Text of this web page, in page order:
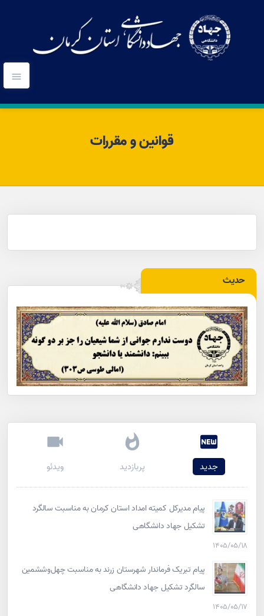
قوانین و مقررات
حدیث
جدید پربازدید ویدئو
پیام مدیرکل کمیته امداد استان کرمان به مناسبت سالگرد
تشکیل جهاد دانشگاهی
۱۴۰۵/۰۵/۱۸
پیام تبریک فرماندار شهرستان زرند به مناسبت چهل‌وششمین
سالگرد تشکیل جهاد دانشگاهی
۱۴۰۵/۰۵/۱۷